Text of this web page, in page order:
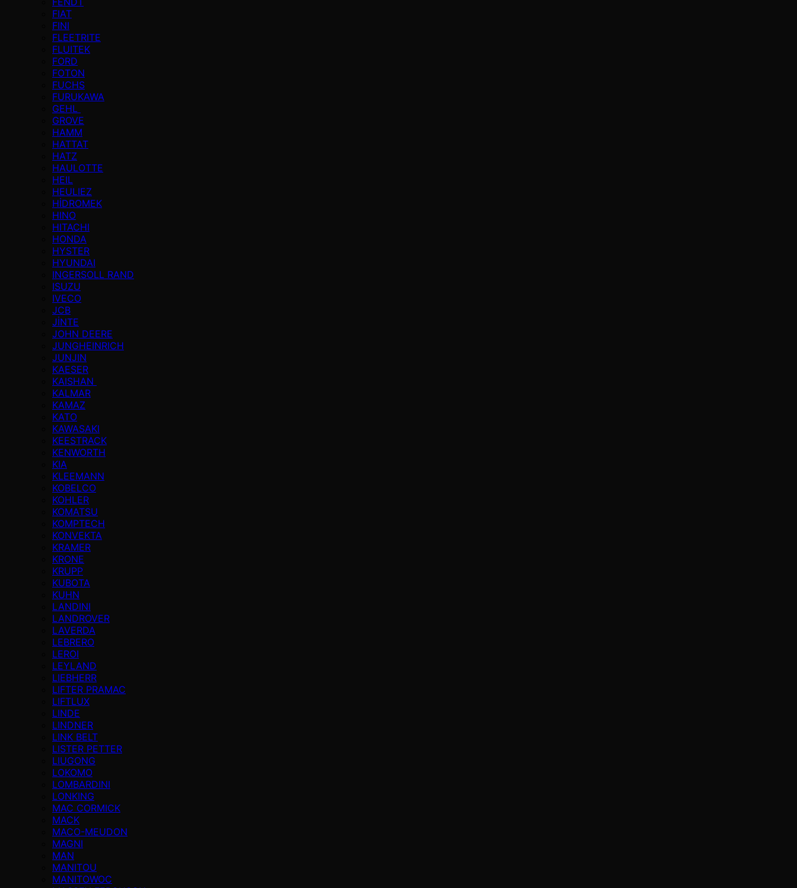
FIAT
FINI
FLEETRITE
FLUITEK
FORD
FOTON
FUCHS
FURUKAWA
GEHL
GROVE
HAMM
HATTAT
HATZ
HAULOTTE
HEIL
HEULIEZ
HİDROMEK
HINO
HITACHI
HONDA
HYSTER
HYUNDAI
INGERSOLL RAND
ISUZU
IVECO
JCB
JİNTE
JOHN DEERE
JUNGHEINRICH
JUNJIN
KAESER
KAISHAN
KALMAR
KAMAZ
KATO
KAWASAKI
KEESTRACK
KENWORTH
KIA
KLEEMANN
KOBELCO
KOHLER
KOMATSU
KOMPTECH
KONVEKTA
KRAMER
KRONE
KRUPP
KUBOTA
KUHN
LANDINI
LANDROVER
LAVERDA
LEBRERO
LEROI
LEYLAND
LIEBHERR
LIFTER PRAMAC
LIFTLUX
LINDE
LINDNER
LINK BELT
LISTER PETTER
LIUGONG
LOKOMO
LOMBARDINI
LONKING
MAC CORMICK
MACK
MACO-MEUDON
MAGNI
MAN
MANITOU
MANITOWOC